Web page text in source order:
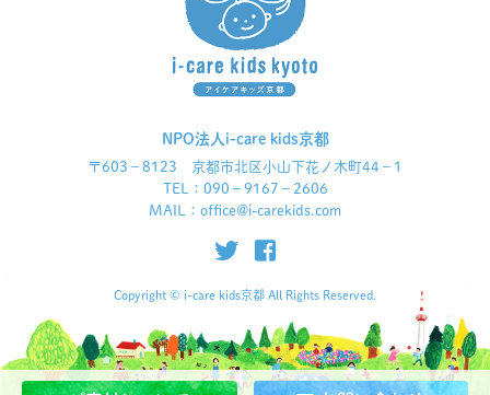
NPO法人i-care kids京都
〒603－8123 京都市北区小山下花ノ木町44－1
TEL：090－9167－2606
MAIL：office@i-carekids.com
Copyright © i-care kids京都 All Rights Reserved.